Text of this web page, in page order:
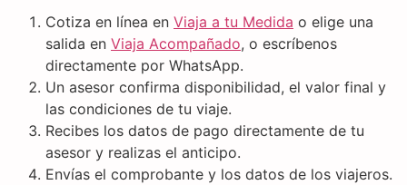
Cotiza en línea en Viaja a tu Medida o elige una
salida en Viaja Acompañado, o escríbenos
directamente por WhatsApp.
Un asesor confirma disponibilidad, el valor final y
las condiciones de tu viaje.
Recibes los datos de pago directamente de tu
asesor y realizas el anticipo.
Envías el comprobante y los datos de los viajeros.